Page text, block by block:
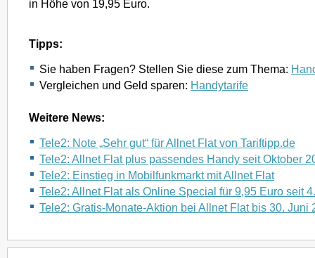
in Höhe von 19,95 Euro.
Tipps:
Sie haben Fragen? Stellen Sie diese zum Thema:
Vergleichen und Geld sparen: Handytarife
Weitere News:
Tele2: Note „Sehr gut“ für Allnet Flat von Tariftipp.de
Tele2: Allnet Flat plus passendes Handy seit Oktober
Tele2: Einstieg in Mobilfunkmarkt mit Allnet Flat
Tele2: Allnet Flat als Online Special für 9,95 Euro seit
Tele2: Gratis-Monate-Aktion bei Allnet Flat bis 30. Juni